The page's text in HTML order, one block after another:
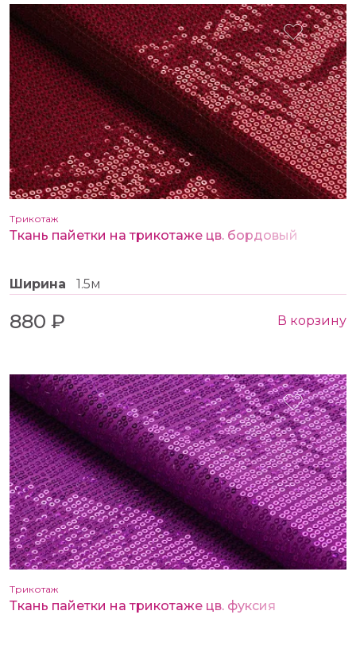
Трикотаж
Ткань пайетки на трикотаже цв. бордовый
Ширина 1.5м
880 ₽ В корзину
Трикотаж
Ткань пайетки на трикотаже цв. фуксия